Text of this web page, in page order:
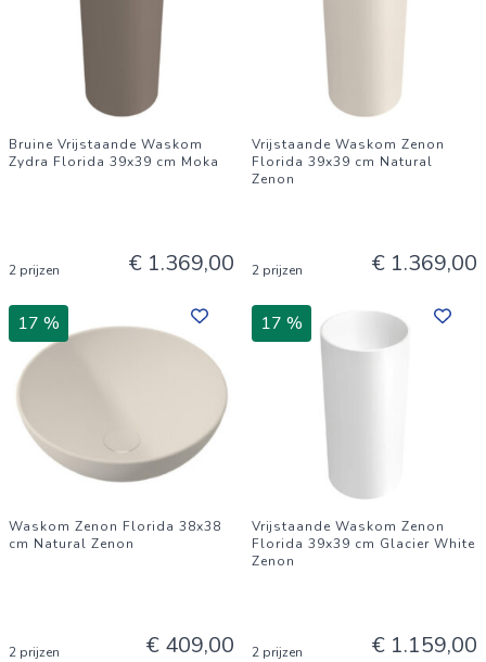
Bruine Vrijstaande Waskom
Zydra Florida 39x39 cm Moka
2 prijzen € 1.369,00
Vrijstaande Waskom Zenon
Florida 39x39 cm Natural
Zenon
2 prijzen € 1.369,00
17 %
Waskom Zenon Florida 38x38
cm Natural Zenon
2 prijzen € 409,00
17 %
Vrijstaande Waskom Zenon
Florida 39x39 cm Glacier White
Zenon
2 prijzen € 1.159,00